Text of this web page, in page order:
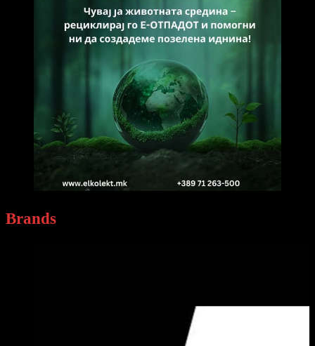
Brands